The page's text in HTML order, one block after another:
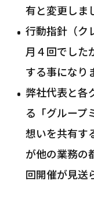
有と変更しま
行動指針（ク
月４回でした
する事になり
弊社代表と各
る「グループ
想いを共有す
が他の業務の
回開催が見送